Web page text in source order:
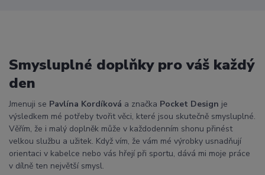
Smysluplné doplňky pro váš každý
den
Jmenuji se Pavlína Kordíková a značka Pocket Design je
výsledkem mé potřeby tvořit věci, které jsou skutečně smysluplné.
Věřím, že i malý doplněk může v každodenním shonu přinést
velkou službu a užitek. Když vím, že vám mé výrobky usnadňují
orientaci v kabelce nebo vás hřejí při sportu, dává mi moje práce
v dílně ten největší smysl.